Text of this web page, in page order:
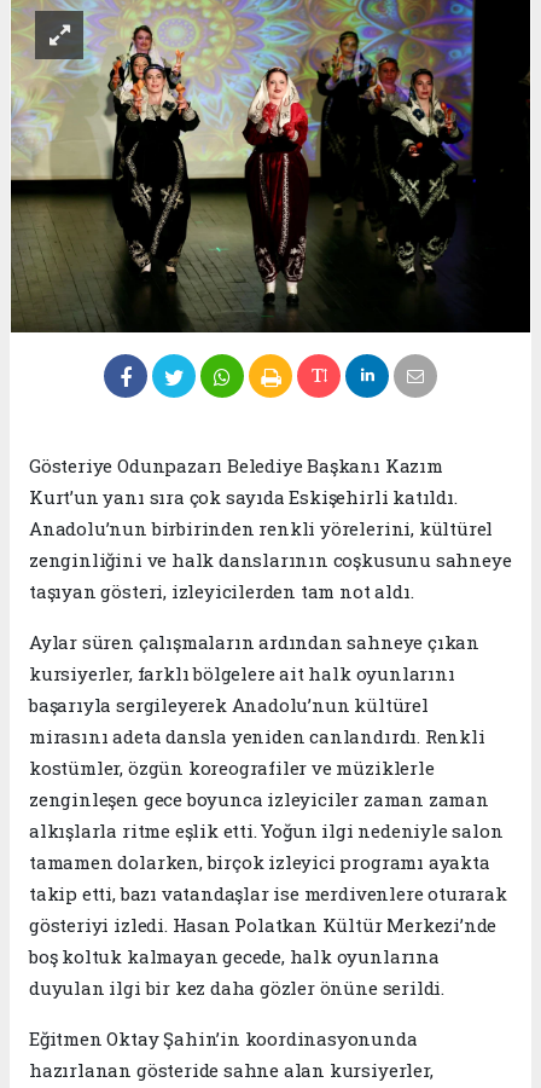
Gösteriye Odunpazarı Belediye Başkanı Kazım
Kurt’un yanı sıra çok sayıda Eskişehirli katıldı.
Anadolu’nun birbirinden renkli yörelerini, kültürel
zenginliğini ve halk danslarının coşkusunu sahneye
taşıyan gösteri, izleyicilerden tam not aldı.
Aylar süren çalışmaların ardından sahneye çıkan
kursiyerler, farklı bölgelere ait halk oyunlarını
başarıyla sergileyerek Anadolu’nun kültürel
mirasını adeta dansla yeniden canlandırdı. Renkli
kostümler, özgün koreografiler ve müziklerle
zenginleşen gece boyunca izleyiciler zaman zaman
alkışlarla ritme eşlik etti. Yoğun ilgi nedeniyle salon
tamamen dolarken, birçok izleyici programı ayakta
takip etti, bazı vatandaşlar ise merdivenlere oturarak
gösteriyi izledi. Hasan Polatkan Kültür Merkezi’nde
boş koltuk kalmayan gecede, halk oyunlarına
duyulan ilgi bir kez daha gözler önüne serildi.
Eğitmen Oktay Şahin’in koordinasyonunda
hazırlanan gösteride sahne alan kursiyerler,